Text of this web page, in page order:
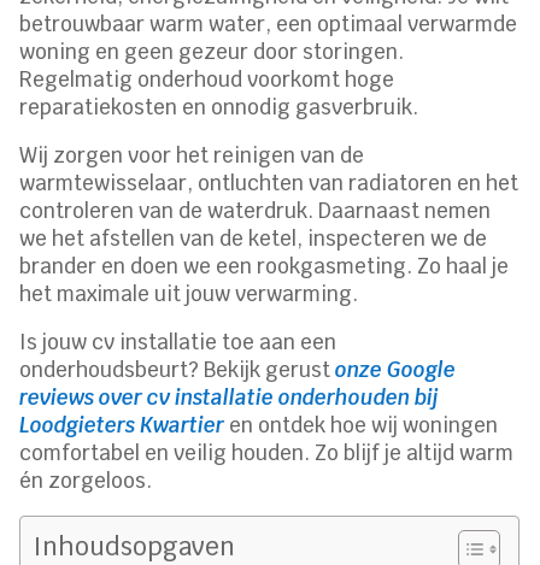
betrouwbaar warm water, een optimaal verwarmde
woning en geen gezeur door storingen.
Regelmatig onderhoud voorkomt hoge
reparatiekosten en onnodig gasverbruik.
Wij zorgen voor het reinigen van de
warmtewisselaar, ontluchten van radiatoren en het
controleren van de waterdruk. Daarnaast nemen
we het afstellen van de ketel, inspecteren we de
brander en doen we een rookgasmeting. Zo haal je
het maximale uit jouw verwarming.
Is jouw cv installatie toe aan een
onderhoudsbeurt? Bekijk gerustonze Google
reviews over cv installatie onderhouden bij
Loodgieters Kwartier en ontdek hoe wij woningen
comfortabel en veilig houden. Zo blijf je altijd warm
én zorgeloos.
Inhoudsopgaven